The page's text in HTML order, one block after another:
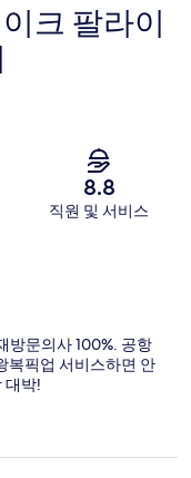
크 팔라이
8.8
직원 및 서비스
방문의사 100%. 공항
복픽업 서비스하면 안
대박!